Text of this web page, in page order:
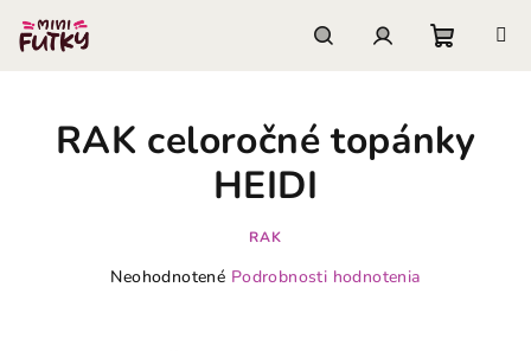
obsah
košík
RAK celoročné topánky
HEIDI
RAK
Priemerné
Neohodnotené Podrobnosti hodnotenia